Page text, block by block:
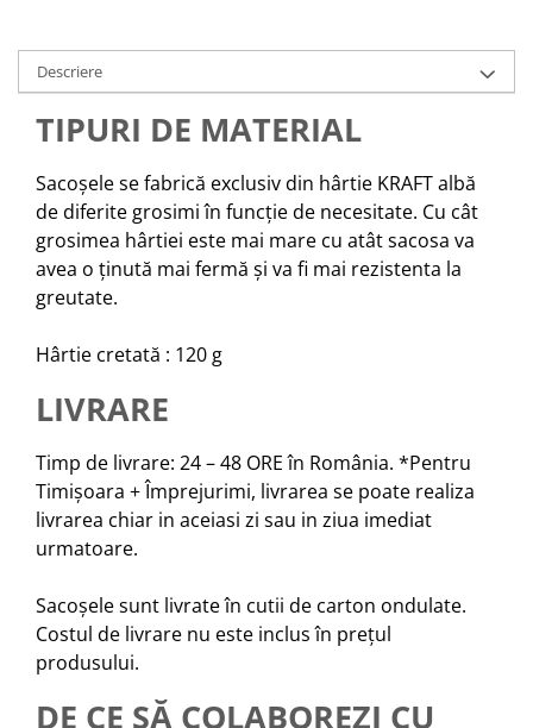
Descriere
TIPURI DE MATERIAL
Sacoșele se fabrică exclusiv din hârtie KRAFT albă
de diferite grosimi în funcție de necesitate. Cu cât
grosimea hârtiei este mai mare cu atât sacosa va
avea o ținută mai fermă și va fi mai rezistenta la
greutate.
Hârtie cretată : 120 g
LIVRARE
Timp de livrare: 24 – 48 ORE în România. *Pentru
Timișoara + Împrejurimi, livrarea se poate realiza
livrarea chiar in aceiasi zi sau in ziua imediat
urmatoare.
Sacoșele sunt livrate în cutii de carton ondulate.
Costul de livrare nu este inclus în prețul
produsului.
DE CE SĂ COLABOREZI CU